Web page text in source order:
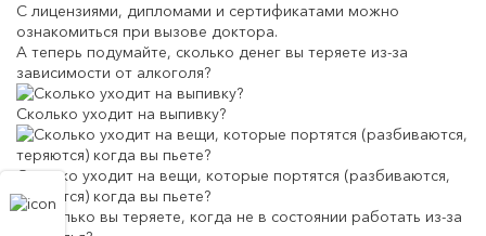
С лицензиями, дипломами и сертификатами можно
ознакомиться при вызове доктора.
А теперь подумайте, сколько денег вы теряете из-за
зависимости от алкоголя?
Сколько уходит на выпивку?
Сколько уходит на вещи, которые портятся (разбиваются,
теряются) когда вы пьете?